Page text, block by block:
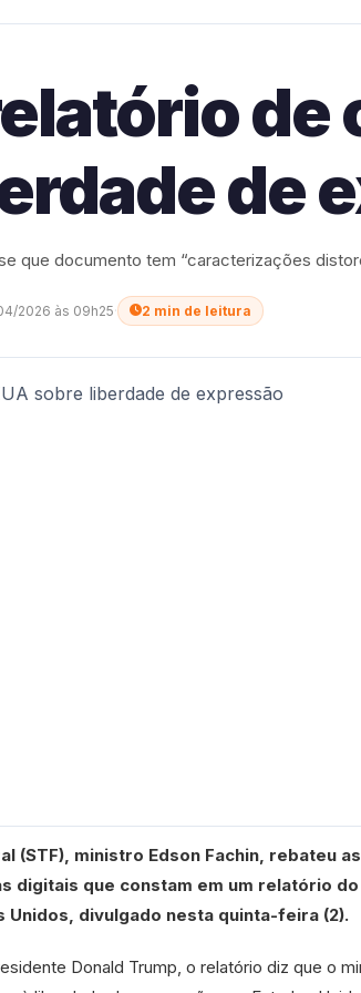
de
de
que documento tem “caracterizações
2026 às 09h25· 2 min de leitura
(STF), ministro Edson Fachin, rebateu as
digitais que constam em um relatório do
Unidos, divulgado nesta quinta-feira (2).
Donald Trump, o relatório diz que o